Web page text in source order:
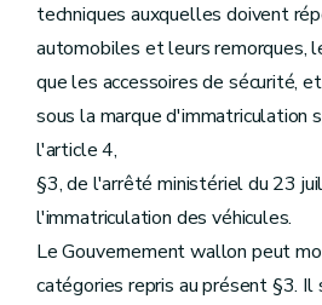
techniques auxquelles doivent
automobiles et leurs remorques,
que les accessoires de sécurité,
sous la marque d'immatriculation
l'article 4,
§3, de l'arrêté ministériel du 23
l'immatriculation des véhicules.
Le Gouvernement wallon peut
catégories repris au présent §3. Il